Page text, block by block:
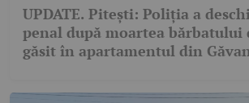
UPDATE. Pitești: Poliția a
penal după moartea bărbatului
găsit în apartamentul din